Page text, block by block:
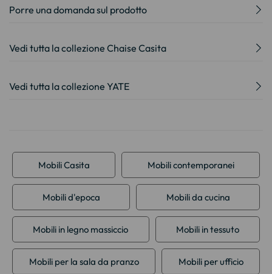
Porre una domanda sul prodotto
Vedi tutta la collezione Chaise Casita
Vedi tutta la collezione YATE
Mobili Casita Mobili contemporanei
Mobili d'epoca Mobili da cucina
Mobili in legno massiccio Mobili in tessuto
Mobili per la sala da pranzo Mobili per ufficio